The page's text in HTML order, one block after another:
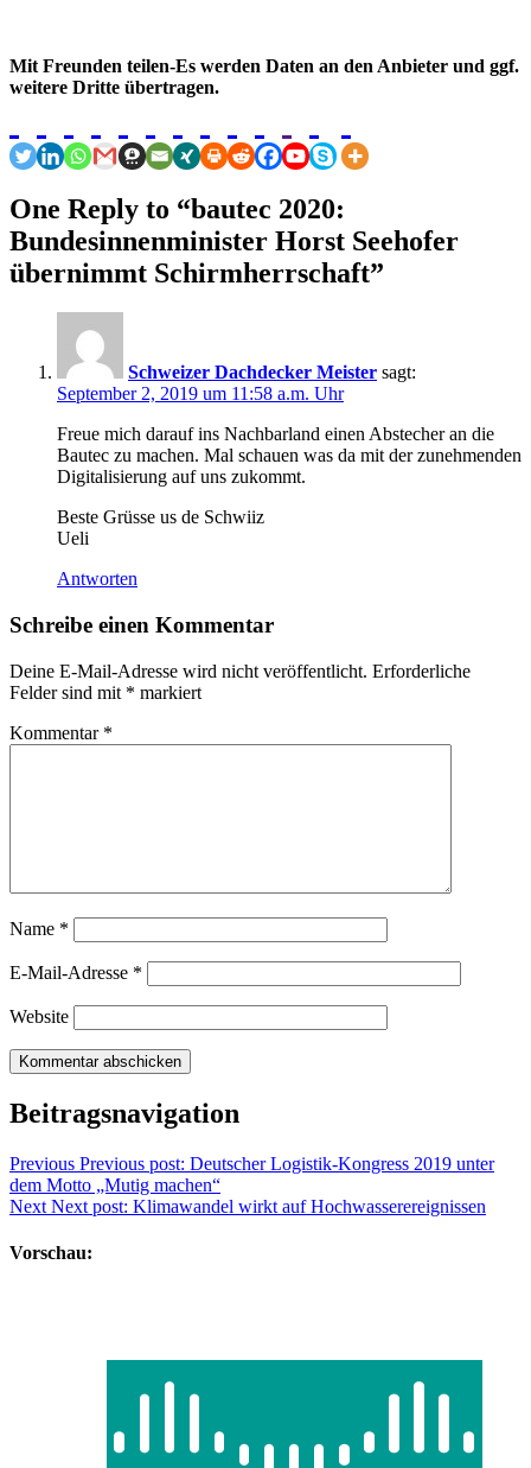
Mit Freunden teilen-Es werden Daten an den Anbieter und ggf.
weitere Dritte übertragen.
One Reply to “bautec 2020:
Bundesinnenminister Horst Seehofer
übernimmt Schirmherrschaft”
Schweizer Dachdecker Meister sagt:
September 2, 2019 um 11:58 a.m. Uhr
Freue mich darauf ins Nachbarland einen Abstecher an die
Bautec zu machen. Mal schauen was da mit der zunehmenden
Digitalisierung auf uns zukommt.
Beste Grüsse us de Schwiiz
Ueli
Antworten
Schreibe einen Kommentar
Deine E-Mail-Adresse wird nicht veröffentlicht. Erforderliche
Felder sind mit * markiert
Kommentar *
Name *
E-Mail-Adresse *
Website
Beitragsnavigation
Previous Previous post: Deutscher Logistik-Kongress 2019 unter
dem Motto „Mutig machen“
Next Next post: Klimawandel wirkt auf Hochwasserereignissen
Vorschau: